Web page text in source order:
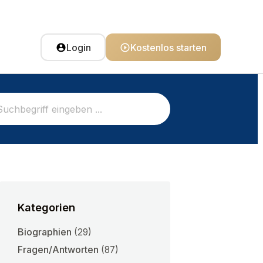
Login Kostenlos starten
Kategorien
Biographien (29)
Fragen/Antworten (87)